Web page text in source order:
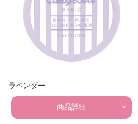
ラベンダー
商品詳細